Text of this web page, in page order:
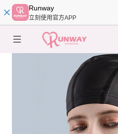
Runway
立刻使用官方APP